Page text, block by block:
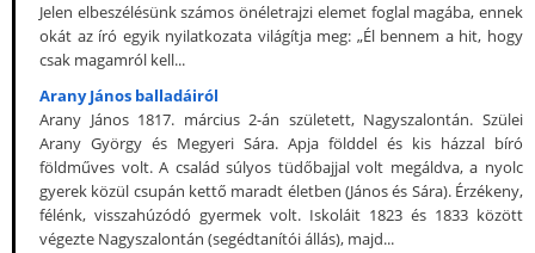
Jelen elbeszélésünk számos önéletrajzi elemet foglal magába, ennek
okát az író egyik nyilatkozata világítja meg: „Él bennem a hit, hogy
csak magamról kell...
Arany János balladáiról
Arany János 1817. március 2-án született, Nagyszalontán. Szülei
Arany György és Megyeri Sára. Apja földdel és kis házzal bíró
földműves volt. A család súlyos tüdőbajjal volt megáldva, a nyolc
gyerek közül csupán kettő maradt életben (János és Sára). Érzékeny,
félénk, visszahúzódó gyermek volt. Iskoláit 1823 és 1833 között
végezte Nagyszalontán (segédtanítói állás), majd...